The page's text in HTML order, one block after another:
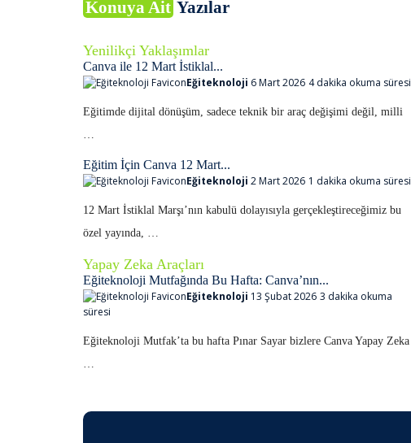
Konuya Ait Yazılar
Yenilikçi Yaklaşımlar
Canva ile 12 Mart İstiklal...
Eğiteknoloji 6 Mart 2026 4 dakika okuma süresi
Eğitimde dijital dönüşüm, sadece teknik bir araç değişimi değil, milli
…
Eğitim İçin Canva 12 Mart...
Eğiteknoloji 2 Mart 2026 1 dakika okuma süresi
12 Mart İstiklal Marşı’nın kabulü dolayısıyla gerçekleştireceğimiz bu
özel yayında, …
Yapay Zeka Araçları
Eğiteknoloji Mutfağında Bu Hafta: Canva’nın...
Eğiteknoloji 13 Şubat 2026 3 dakika okuma
süresi
Eğiteknoloji Mutfak’ta bu hafta Pınar Sayar bizlere Canva Yapay Zeka
…